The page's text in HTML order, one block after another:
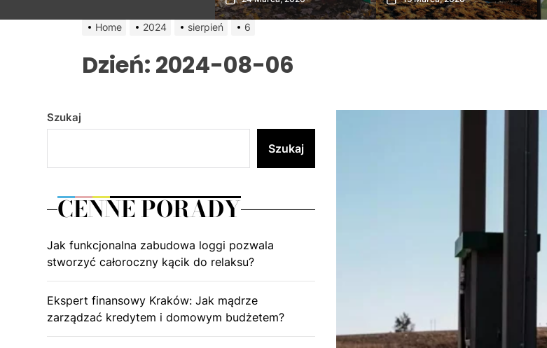
Home 2024 sierpień 6
Dzień: 2024-08-06
Szukaj
Szukaj
CENNE PORADY
Jak funkcjonalna zabudowa loggi pozwala
stworzyć całoroczny kącik do relaksu?
Ekspert finansowy Kraków: Jak mądrze
zarządzać kredytem i domowym budżetem?